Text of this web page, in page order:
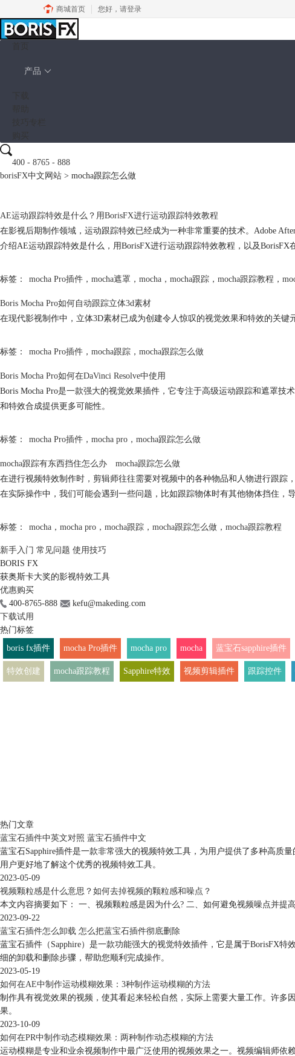
商城首页 您好， 请登录
产品
400 - 8765 - 888
borisFX中文网站 > mocha跟踪怎么做
AE运动跟踪特效是什么？用BorisFX进行运动跟踪特效教程
在影视后期制作领域，运动跟踪特效已经成为一种非常重要的技术。Adobe
介绍AE运动跟踪特效是什么，用BorisFX进行运动跟踪特效教程，以及BorisFX
标签： mocha Pro插件 ， mocha遮罩 ， mocha ， mocha跟踪 ， mocha跟踪教程 ，
Boris Mocha Pro如何自动跟踪立体3d素材
在现代影视制作中，立体3D素材已成为创建令人惊叹的视觉效果和特效的关
标签： mocha Pro插件 ， mocha跟踪 ， mocha跟踪怎么做
Boris Mocha Pro如何在DaVinci Resolve中使用
Boris Mocha Pro是一款强大的视觉效果插件，它专注于高级运动跟踪和遮罩技
和特效合成提供更多可能性。
标签： mocha Pro插件 ， mocha pro ， mocha跟踪怎么做
mocha跟踪有东西挡住怎么办 mocha跟踪怎么做
在进行视频特效制作时，剪辑师往往需要对视频中的各种物品和人物进行跟
在实际操作中，我们可能会遇到一些问题，比如跟踪物体时有其他物体挡住，
标签： mocha ， mocha pro ， mocha跟踪 ， mocha跟踪怎么做 ， mocha跟踪教程
新手入门 常见问题 使用技巧
BORIS FX
获奥斯卡大奖的影视特效工具
优惠购买
400-8765-888
kefu@makeding.com
下载试用
热门标签
boris fx插件
mocha Pro插件 mocha pro mocha 蓝宝石sapphire插件
特效创建 mocha跟踪教程 Sapphire特效 视频剪辑插件 跟踪控件
热门文章
蓝宝石插件中英文对照 蓝宝石插件中文
蓝宝石Sapphire插件是一款非常强大的视频特效工具，为用户提供了多种高质
用户更好地了解这个优秀的视频特效工具。
2023-05-09
视频颗粒感是什么意思？如何去掉视频的颗粒感和噪点？
本文内容摘要如下： 一、视频颗粒感是因为什么? 二、如何避免视频噪点并提
2023-09-22
蓝宝石插件怎么卸载 怎么把蓝宝石插件彻底删除
蓝宝石插件（Sapphire）是一款功能强大的视觉特效插件，它是属于BorisFX
细的卸载和删除步骤，帮助您顺利完成操作。
2023-05-19
如何在AE中制作运动模糊效果：3种制作运动模糊的方法
制作具有视觉效果的视频，使其看起来轻松自然，实际上需要大量工作。许
果。
2023-10-09
如何在PR中制作动态模糊效果：两种制作动态模糊的方法
运动模糊是专业和业余视频制作中最广泛使用的视频效果之一。视频编辑师依